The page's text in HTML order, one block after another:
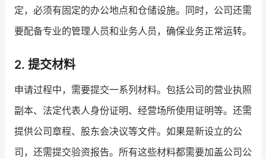
认证服务商 设计服务商
有赞云 数据通服务
定，必须有固定的办公地点和仓储设施。同时，公司还需
要配备专业的管理人员和业务人员，确保业务正常运转。
2. 提交材料
申请过程中，需要提交一系列材料。包括公司的营业执照
副本、法定代表人身份证明、经营场所使用证明等。还需
提供公司章程、股东会决议等文件。如果是新设立的公
司，还需提交验资报告。所有这些材料都需要加盖公司公